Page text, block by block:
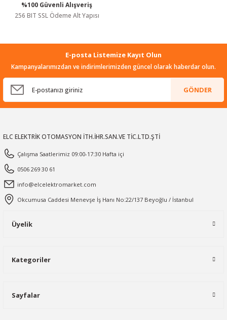
%100 Güvenli Alışveriş
256 BIT SSL Ödeme Alt Yapısı
E-posta Listemize Kayıt Olun
Kampanyalarımızdan ve indirimlerimizden güncel olarak haberdar olun.
GÖNDER
ELC ELEKTRİK OTOMASYON İTH.İHR.SAN.VE TİC.LTD.ŞTİ
Çalışma Saatlerimiz 09:00-17:30 Hafta içi
0506 269 30 61
info@elcelektromarket.com
Okcumusa Caddesi Menevşe İş Hanı No:22/137 Beyoğlu / İstanbul
Üyelik
Kategoriler
Sayfalar